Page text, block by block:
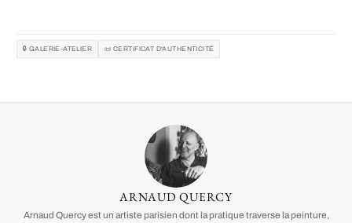
🔒 GALERIE-ATELIER 📜 CERTIFICAT D'AUTHENTICITÉ
ARNAUD QUERCY
Arnaud Quercy est un artiste parisien dont la pratique traverse la peinture,